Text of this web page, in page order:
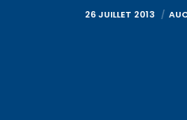
26 JUILLET 2013